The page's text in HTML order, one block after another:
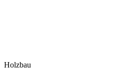
Holzbau